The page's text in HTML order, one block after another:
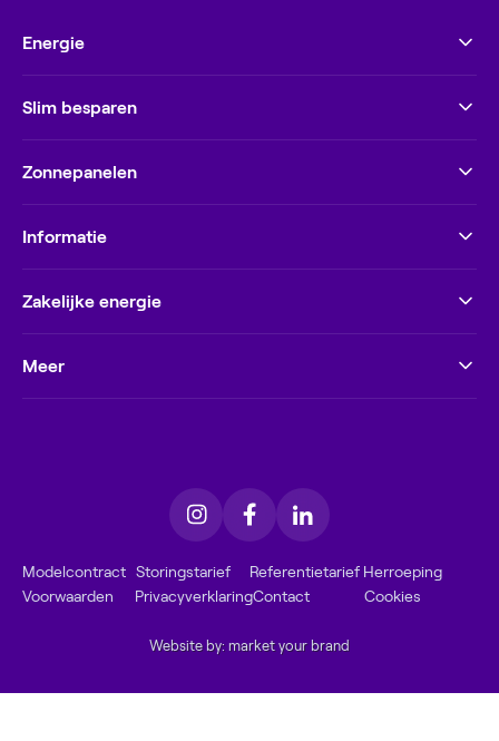
Energie
Slim besparen
Zonnepanelen
Informatie
Zakelijke energie
Meer
Modelcontract Storingstarief Referentietarief Herroeping
Voorwaarden
PrivacyverklaringContact Cookies
Website by: market your brand